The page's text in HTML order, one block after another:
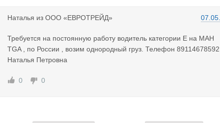
Наталья из ООО «ЕВРОТРЕЙД»
Требуется на постоянную работу водитель категории Е на МАН
TGA , по России , возим однородный груз. Телефон 89114678592
Наталья Петровна
0 0